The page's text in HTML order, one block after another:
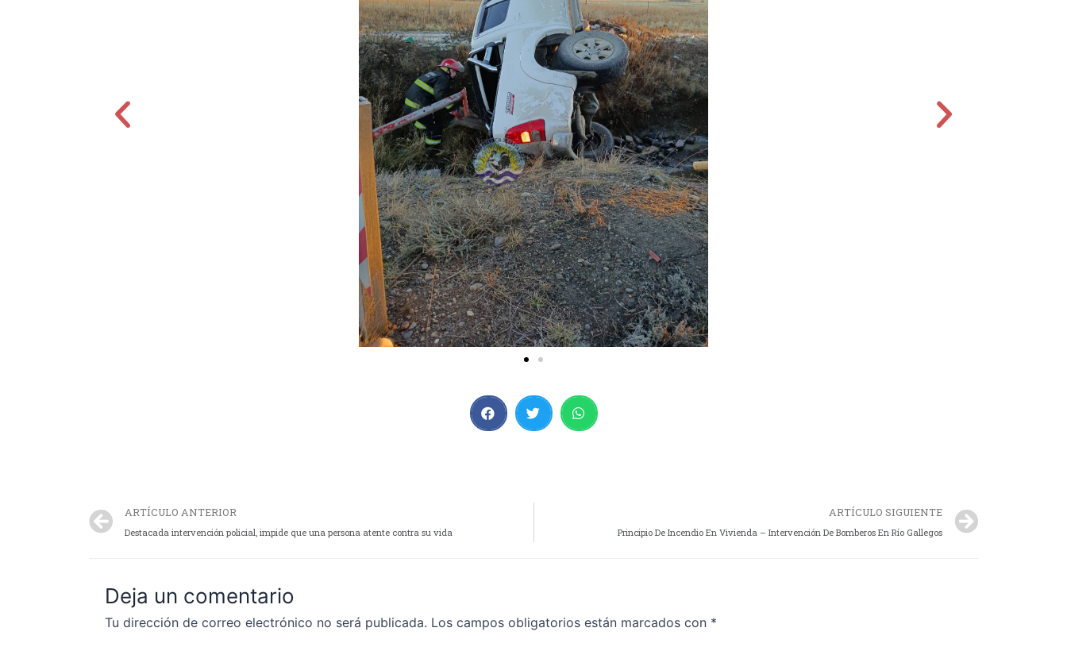
ARTÍCULO ANTERIOR
Destacada intervención policial, impide que una persona atente contra su vida
ARTÍCULO SIGUIENTE
Principio De Incendio En Vivienda – Intervención De Bomberos En Río Gallegos
Deja un comentario
Tu dirección de correo electrónico no será publicada. Los campos obligatorios están marcados con *